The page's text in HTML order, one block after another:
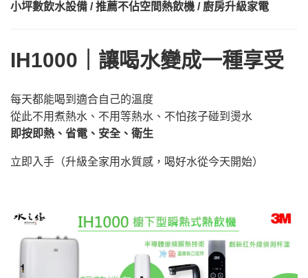
小坪數飲水設備 / 推薦不佔空間熱飲機 / 廚房升級家電
IH1000｜讓喝水變成一種享受
每天都能喝到適合自己的溫度
從此不用煮熱水、不用等熱水、不怕孩子碰到燙水
即按即熱、省電、安全、衛生
立即入手（升級全家用水質感，喝好水從今天開始）